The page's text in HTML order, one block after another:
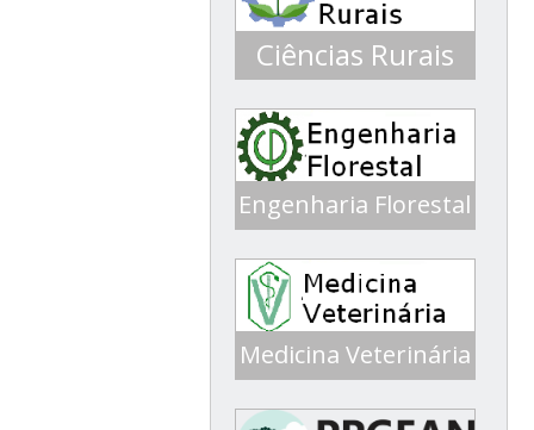
Ciências Rurais
Engenharia Florestal
Conceito 4 ENADE 2017
Medicina Veterinária
Conceito 5 ENADE 2016